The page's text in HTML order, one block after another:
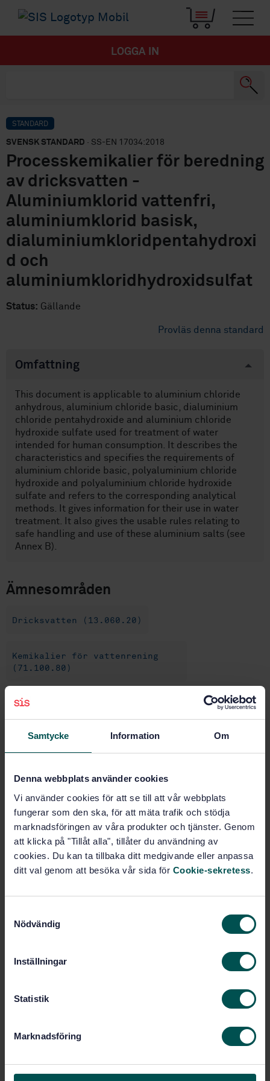
Samtycke Information Om
Denna webbplats använder cookies
Vi använder cookies för att se till att vår webbplats
fungerar som den ska, för att mäta trafik och stödja
marknadsföringen av våra produkter och tjänster. Genom
att klicka på "Tillåt alla", tillåter du användning av
cookies. Du kan ta tillbaka ditt medgivande eller anpassa
ditt val genom att besöka vår sida för Cookie-sekretess.
Nödvändig
Inställningar
Statistik
Marknadsföring
LOGGA IN
STANDARD
SVENSK STANDARD · SS-EN 17034:2018
Processkemikalier för beredning
av dricksvatten -
Aluminiumklorid vattenfri,
aluminiumklorid basisk,
dialuminiumkloridpentahydroxi
d och
aluminiumkloridhydroxidsulfat
Status: Gällande
Provläs denna standard
Omfattning
This document is applicable to aluminium chloride
anhydrous, aluminium chloride basic, dialuminium
chloride pentahydroxide and aluminium chloride
hydroxide sulfate used for treatment of water
intended for human consumption. It describes the
characteristics and specifies the requirements of
aluminium chloride basic, polyaluminium chloride
hydroxide and polyaluminium chloride hydroxide
sulfate and refers to the corresponding analytical
methods. It gives information for their use in water
treatment. It also gives the usable rules relating to
safe handling and use of these aluminium salts (see
Annex B).
Ämnesområden
Dricksvatten (13.060.20)
Kemikalier för vattenrening
(71.100.80)
STANDARD
Processkemikalier för beredning av dricksvatten -
dialuminiumkloridpentahydroxid och
aluminiumkloridhydroxidsulfat
Prenumerera på standarden - Läs mer
Pris:1 097 SEK
Fler alternativ
Produktinformation
Språk:
Internationell titel: